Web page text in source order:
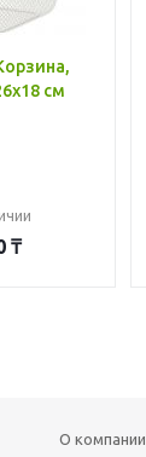
см
₸
О компании